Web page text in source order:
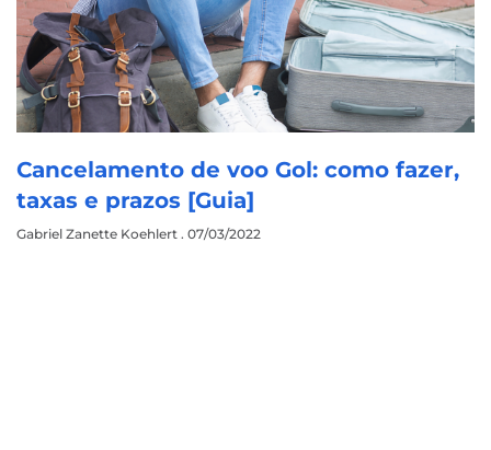
Cancelamento de voo Gol: como fazer,
taxas e prazos [Guia]
Gabriel Zanette Koehlert 07/03/2022